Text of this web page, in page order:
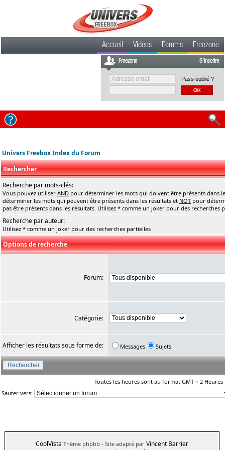
Accueil Videos Forums Freezone
Freezone S'inscrire
Pass oublié ?
Univers Freebox Index du Forum
Rechercher
Recherche par mots-clés:
Vous pouvez utiliser AND pour déterminer les mots qui doivent être présents dans
déterminer les mots qui peuvent être présents dans les résultats et NOT pour
pas être présents dans les résultats. Utilisez * comme un joker pour des recherches
Recherche par auteur:
Utilisez * comme un joker pour des recherches partielles
Options de recherche
Forum:
Catégorie:
Afficher les résultats sous forme de: Messages Sujets
Toutes les heures sont au format GMT + 2 Heures
Sauter vers:
CoolVista Thème phpbb - Site adapté par Vincent Barrier